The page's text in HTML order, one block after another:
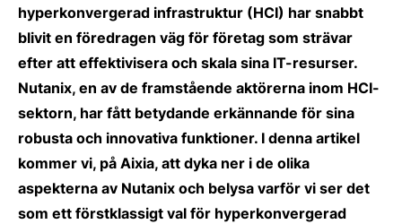
hyperkonvergerad infrastruktur (HCI) har snabbt
blivit en föredragen väg för företag som strävar
efter att effektivisera och skala sina IT-resurser.
Nutanix, en av de framstående aktörerna inom HCI-
sektorn, har fått betydande erkännande för sina
robusta och innovativa funktioner. I denna artikel
kommer vi, på Aixia, att dyka ner i de olika
aspekterna av Nutanix och belysa varför vi ser det
som ett förstklassigt val för hyperkonvergerad